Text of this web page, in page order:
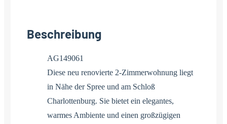
Beschreibung
AG149061
Diese neu renovierte 2-Zimmerwohnung liegt
in Nähe der Spree und am Schloß
Charlottenburg. Sie bietet ein elegantes,
warmes Ambiente und einen großzügigen